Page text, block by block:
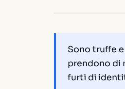
Sono truffe
prendono di
furti di